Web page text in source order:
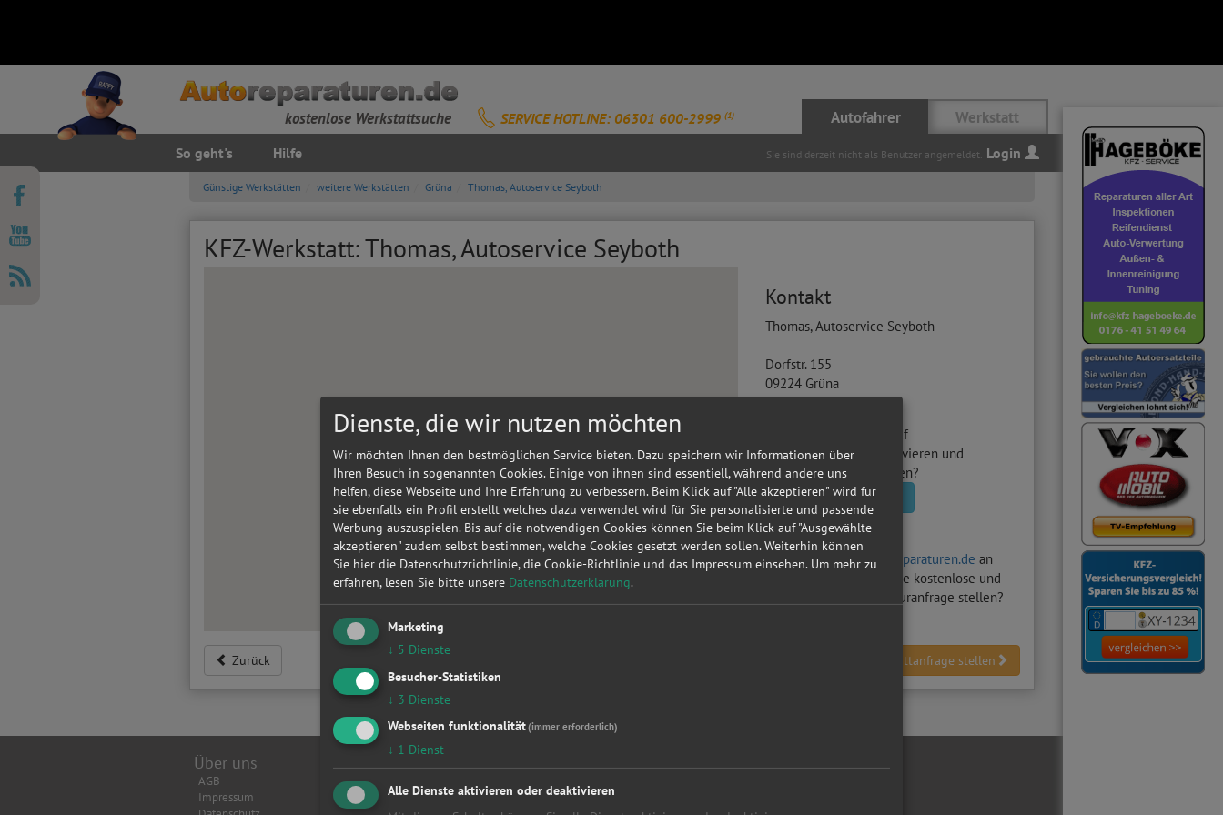
kostenlose Werkstattsuche SERVICE HOTLINE: 06301 600-2999 (1) Autofahrer Werkstatt
So geht's Hilfe Sie sind derzeit nicht als Benutzer angemeldet. Login
Günstige Werkstätten weitere Werkstätten Grüna Thomas, Autoservice Seyboth
KFZ-Werkstatt: Thomas, Autoservice Seyboth
Kontakt
Thomas, Autoservice Seyboth
Dorfstr. 155
09224 Grüna
auf
Autoreparaturen.de aktivieren und
Kundenanfragen erhalten?
▶Werkstatt aktivieren
Sie möchten auf Autoreparaturen.de an
eine kostenlose und
unverbindliche Reparaturanfrage stellen?
Zurück Werkstattanfrage stellen
Über uns
AGB
Impressum
Top Werkstattleistungen
Achsvermessung
Anhängerkupplung
Top Hersteller
Audi
Social Media
Dienste, die wir nutzen möchten
Wir möchten Ihnen den bestmöglichen Service bieten. Dazu speichern wir Informationen über
Ihren Besuch in sogenannten Cookies. Einige von ihnen sind essentiell, während andere uns
helfen, diese Webseite und Ihre Erfahrung zu verbessern. Beim Klick auf "Alle akzeptieren" wird für
sie ebenfalls ein Profil erstellt welches dazu verwendet wird für Sie personalisierte und passende
Werbung auszuspielen. Bis auf die notwendigen Cookies können Sie beim Klick auf "Ausgewählte
akzeptieren" zudem selbst bestimmen, welche Cookies gesetzt werden sollen. Weiterhin können
Sie hier die Datenschutzrichtlinie, die Cookie-Richtlinie und das Impressum einsehen. Um mehr zu
erfahren, lesen Sie bitte unsere Datenschutzerklärung.
Marketing
↓ 5 Dienste
Besucher-Statistiken
↓ 3 Dienste
Webseiten funktionalität(immer erforderlich)
↓ 1 Dienst
Alle Dienste aktivieren oder deaktivieren